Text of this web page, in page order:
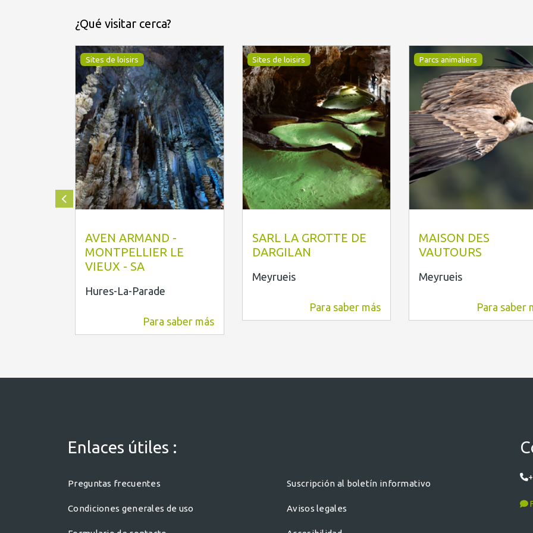
¿Qué visitar cerca?
Sites de loisirs
AVEN ARMAND -
MONTPELLIER LE
VIEUX - SA
Hures-La-Parade
Para saber más
Sites de loisirs
SARL LA GROTTE DE
DARGILAN
Meyrueis
Para saber más
Parcs animaliers
MAISON DES
VAUTOURS
Meyrueis
Para saber
Enlaces útiles :
Preguntas frecuentes Suscripción al boletín informativo
Condiciones generales de uso Avisos legales